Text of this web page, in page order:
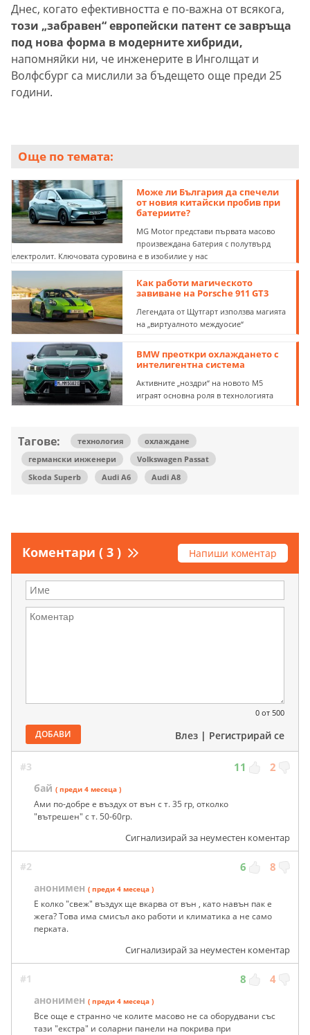
Днес, когато ефективността е по-важна от всякога,
този „забравен“ европейски патент се завръща
под нова форма в модерните хибриди,
напомняйки ни, че инженерите в Инголщат и
Волфсбург са мислили за бъдещето още преди 25
години.
Още по темата:
Може ли България да спечели
от новия китайски пробив при
батериите?
MG Motor представи първата масово
произвеждана батерия с полутвърд
електролит. Ключовата суровина е в изобилие у нас
Как работи магическото
завиване на Porsche 911 GT3
Легендата от Щутгарт използва магията
на „виртуалното междуосие“
BMW преоткри охлаждането с
интелигентна система
Активните „ноздри“ на новото M5
играят основна роля в технологията
Тагове: технология
охлаждане
германски инженери
Volkswagen Passat
Skoda Superb
Audi A6 Audi A8
Коментари ( 3 ) Напиши коментар
0 от 500
ДОБАВИ Влез | Регистрирай се
#3 11 2
бай ( преди 4 месеца )
Ами по-добре е въздух от вън с т. 35 гр, отколко
"вътрешен" с т. 50-60гр.
Сигнализирай за неуместен коментар
#2 6 8
анонимен ( преди 4 месеца )
Е колко "свеж" въздух ще вкарва от вън , като навън пак е
жега? Това има смисъл ако работи и климатика а не само
перката.
Сигнализирай за неуместен коментар
#1 8 4
анонимен ( преди 4 месеца )
Все още е странно че колите масово не са оборудвани със
тази "екстра" и соларни панели на покрива при